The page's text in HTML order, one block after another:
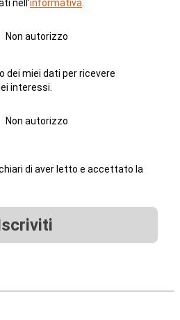
nell’informativa
Non autorizzo
dei miei dati per ricevere
interessi.
Non autorizzo
di aver letto e accettato la